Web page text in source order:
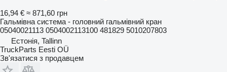
16,94 € ≈ 871,60 грн
Гальмівна система - головний гальмівний кран
05040021113 0504002113100 481829 5010207803
Естонія, Tallinn
TruckParts Eesti OÜ
Зв'язатися з продавцем